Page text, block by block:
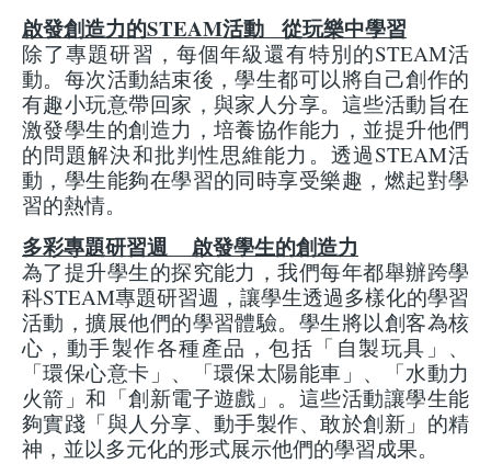
啟發創造力的STEAM活動 從玩樂中學習
除了專題研習，每個年級還有特別的STEAM活
動。每次活動結束後，學生都可以將自己創作的
有趣小玩意帶回家，與家人分享。這些活動旨在
激發學生的創造力，培養協作能力，並提升他們
的問題解決和批判性思維能力。透過STEAM活
動，學生能夠在學習的同時享受樂趣，燃起對學
習的熱情。
多彩專題研習週 啟發學生的創造力
為了提升學生的探究能力，我們每年都舉辦跨學
科STEAM專題研習週，讓學生透過多樣化的學習
活動，擴展他們的學習體驗。學生將以創客為核
心，動手製作各種產品，包括「自製玩具」、
「環保心意卡」、「環保太陽能車」、「水動力
火箭」和「創新電子遊戲」。這些活動讓學生能
夠實踐「與人分享、動手製作、敢於創新」的精
神，並以多元化的形式展示他們的學習成果。